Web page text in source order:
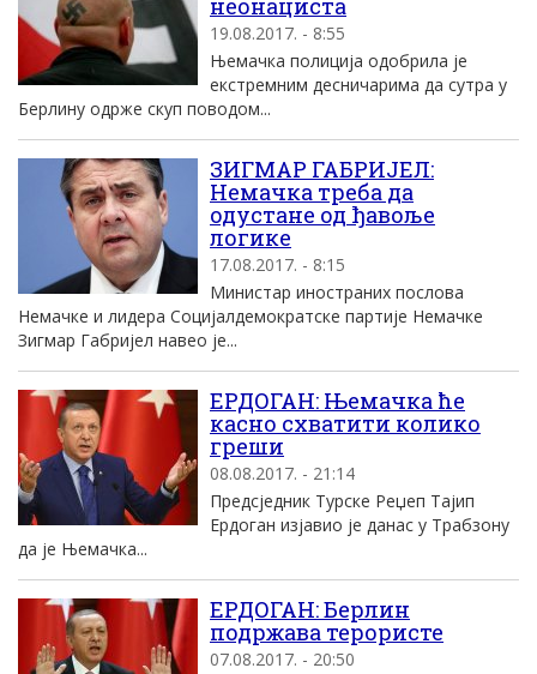
неонациста
19.08.2017. - 8:55
Њемачка полиција одобрила је
екстремним десничарима да сутра у
Берлину одрже скуп поводом...
ЗИГМАР ГАБРИЈЕЛ:
Немачка треба да
одустане од ђавоље
логике
17.08.2017. - 8:15
Министар иностраних послова
Немачке и лидера Социјалдемократске партије Немачке
Зигмар Габријел навео је...
ЕРДОГАН: Њемачка ће
касно схватити колико
греши
08.08.2017. - 21:14
Предсjедник Турске Реџеп Тајип
Ердоган изјавио је данас у Трабзону
да је Њемачка...
ЕРДОГАН: Берлин
подржава терористе
07.08.2017. - 20:50